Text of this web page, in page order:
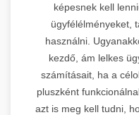
képesnek kell
ügyfélélményeket,
használni.
kezdő, ám lelkes
számításait, ha a
pluszként
azt is meg kell tudni,